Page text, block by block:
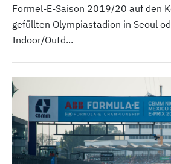
Formel-E-Saison 2019/20 auf den
gefüllten Olympiastadion in Seoul
Indoor/Outd...